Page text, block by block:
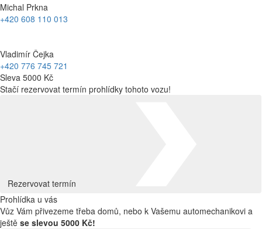
Michal Prkna
+420 608 110 013
Vladimír Čejka
+420 776 745 721
Sleva 5000 Kč
Stačí rezervovat termín prohlídky tohoto vozu!
Rezervovat termín
Prohlídka u vás
Vůz Vám přivezeme třeba domů, nebo k Vašemu automechanikovi a
ještě se slevou 5000 Kč!